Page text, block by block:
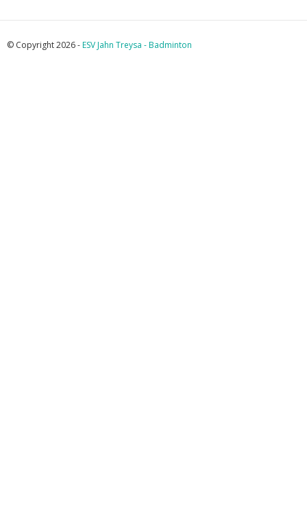
© Copyright 2026 -ESV Jahn Treysa - Badminton